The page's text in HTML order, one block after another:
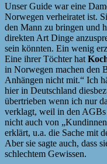
Unser Guide war eine
Norwegen verheiratet ist.
den Mann zu bringen und
direkten Art Dinge
sein könnten. Ein wenig
Eine ihrer Töchter hat
in Norwegen machen den
Anhängen nicht mit.“ Ich
hier in Deutschland
übertrieben wenn ich nur
verklagt, weil in den
nicht auch von
erklärt, u.a. die Sache mit
Aber sie sagte auch, dass
schlechtem Gewissen.